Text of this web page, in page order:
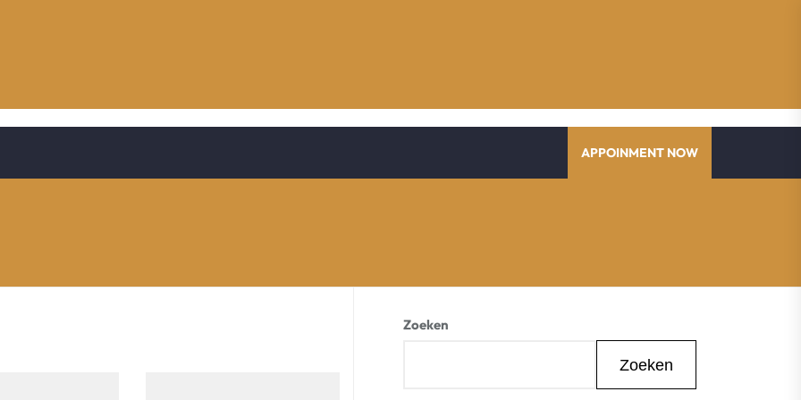
APPOINMENT NOW
Zoeken
Zoeken